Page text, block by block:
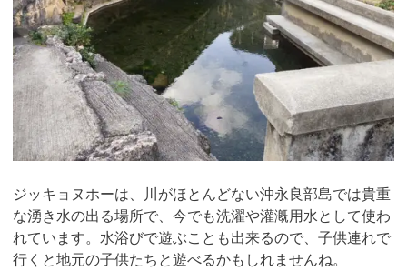
ジッキョヌホーは、川がほとんどない沖永良部島では貴重
な湧き水の出る場所で、今でも洗濯や灌漑用水として使わ
れています。水浴びで遊ぶことも出来るので、子供連れで
行くと地元の子供たちと遊べるかもしれませんね。